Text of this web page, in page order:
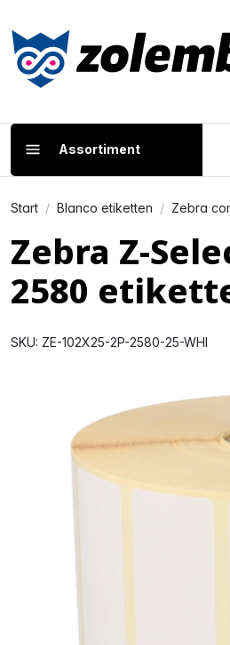
Assortiment
Start Blanco etiketten Zebra
Zebra Z-
2580
SKU: ZE-102X25-2P-2580-25-WHI